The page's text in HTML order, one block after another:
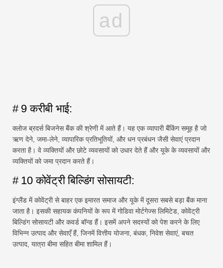
ad
# 9 करीबी भाई:
क्लोज ब्रदर्स बिजनेस बैंक की श्रेणी में आते हैं। यह एक व्यापारी बैंकिंग समूह है जो
ऋण देने, जमा-लेने, व्यापारिक प्रतिभूतियों, और धन प्रबंधन जैसी सेवाएं प्रदान
करता है। वे व्यक्तियों और छोटे व्यवसायों को उधार देते हैं और यूके के व्यवसायों और
व्यक्तियों को जमा प्रदान करते हैं।
# 10 कोवेंट्री बिल्डिंग सोसायटी:
इंग्लैंड में कोवेंट्री से बाहर एक इमारत समाज और यूके में दूसरा सबसे बड़ा बैंक माना
जाता है। इसकी सहायक कंपनियों के रूप में गोडिवा मोर्टगेज्स लिमिटेड, कोवेंट्री
बिल्डिंग सोसायटी और कवर्ड बॉन्ड हैं। इसमें अपने सदस्यों को पेश करने के लिए
विभिन्न उत्पाद और सेवाएँ हैं, जिनमें वित्तीय योजना, बंधक, निवेश सेवाएं, बचत
उत्पाद, यात्रा बीमा सहित बीमा शामिल हैं।